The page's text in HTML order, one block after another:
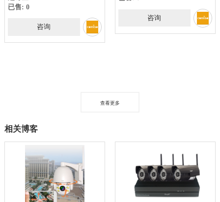
已售: 0
咨询
咨询
查看更多
相关博客